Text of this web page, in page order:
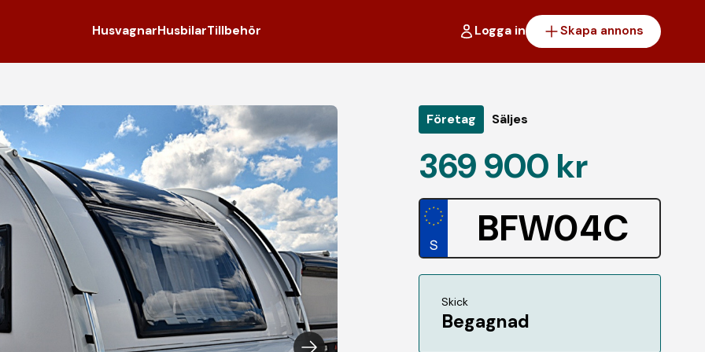
HusvagnarHusbilarTillbehör Logga in Skapa annons
Företag Säljes
369 900 kr
BFW04C
Skick
Begagnad